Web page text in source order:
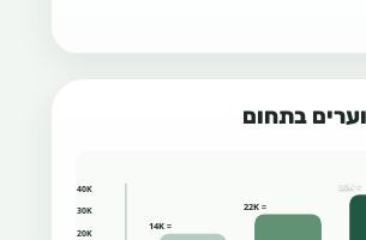
בתחום
20K
30K
40K
≈ 14K
≈ 22K
≈ 30K